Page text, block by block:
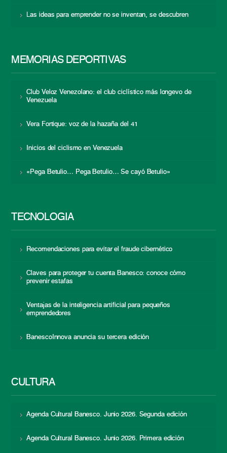
Las ideas para emprender no se inventan, se descubren
MEMORIAS DEPORTIVAS
Club Veloz Venezolano: el club ciclístico más longevo de
Venezuela
Vera Fortique: voz de la hazaña del 41
Inicios del ciclismo en Venezuela
«Pega Betulio… Pega Betulio… Se cayó Betulio»
TECNOLOGÍA
Recomendaciones para evitar el fraude cibernético
Claves para proteger tu cuenta Banesco: conoce cómo
prevenir estafas
Ventajas de la inteligencia artificial para pequeños
emprendedores
BanescoInnova anuncia su tercera edición
CULTURA
Agenda Cultural Banesco. Junio 2026. Segunda edición
Agenda Cultural Banesco. Junio 2026. Primera edición